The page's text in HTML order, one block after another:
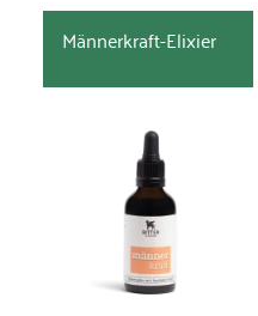
Männerkraft-Elixier